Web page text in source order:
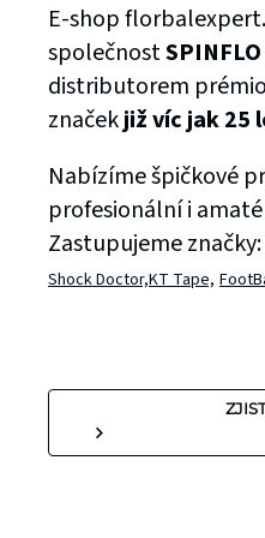
E-shop
společnost
distributorem
značekjiž víc jak 25
Nabízíme špičkové
profesionální i
Zastupujeme značky:
Shock Doctor,KT Tape,